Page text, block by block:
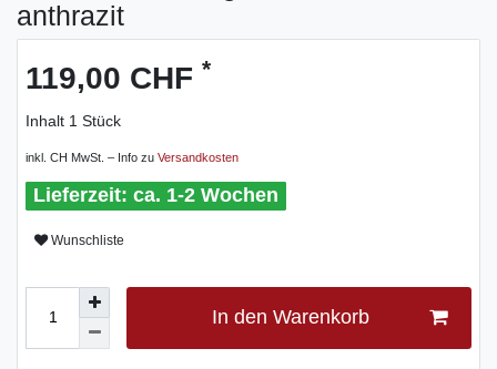
anthrazit
119,00 CHF *
Inhalt 1 Stück
inkl. CH MwSt. – Info zu Versandkosten
ca. 1-2 Wochen
Wunschliste
In den Warenkorb